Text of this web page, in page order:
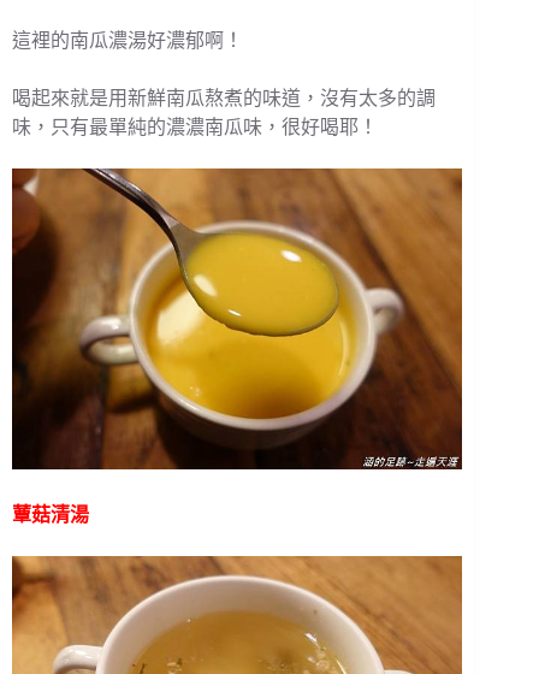
這裡的南瓜濃湯好濃郁啊！
喝起來就是用新鮮南瓜熬煮的味道，沒有太多的調
味，只有最單純的濃濃南瓜味，很好喝耶！
蕈菇清湯